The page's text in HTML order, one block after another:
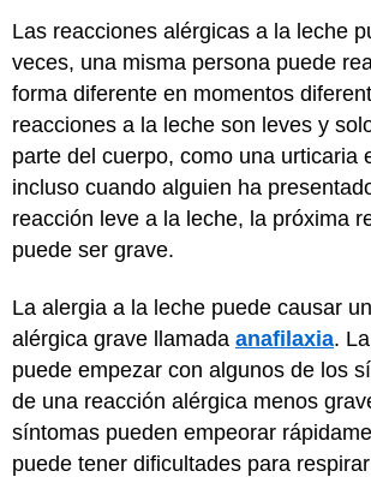
Las reacciones alérgicas a la leche
veces, una misma persona puede
forma diferente en momentos
reacciones a la leche son leves y
parte del cuerpo, como una urticaria
incluso cuando alguien ha
reacción leve a la leche, la próxima
puede ser grave.
La alergia a la leche puede causar
alérgica grave llamada anafilaxia.
puede empezar con algunos de los
de una reacción alérgica menos
síntomas pueden empeorar
puede tener dificultades para